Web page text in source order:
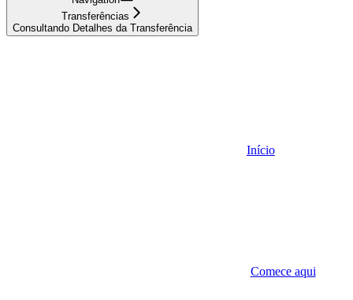
Transferências
Consultando Detalhes da Transferência
Início
Comece aqui